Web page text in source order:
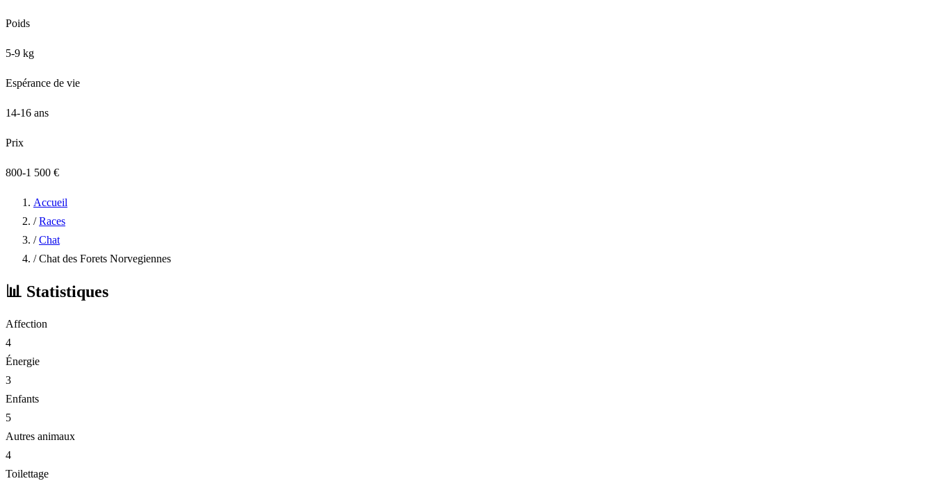
Poids
5-9 kg
Espérance de vie
14-16 ans
Prix
800-1 500 €
Accueil
/ Races
/ Chat
/ Chat des Forets Norvegiennes
📊 Statistiques
Affection
4
Énergie
3
Enfants
5
Autres animaux
4
Toilettage